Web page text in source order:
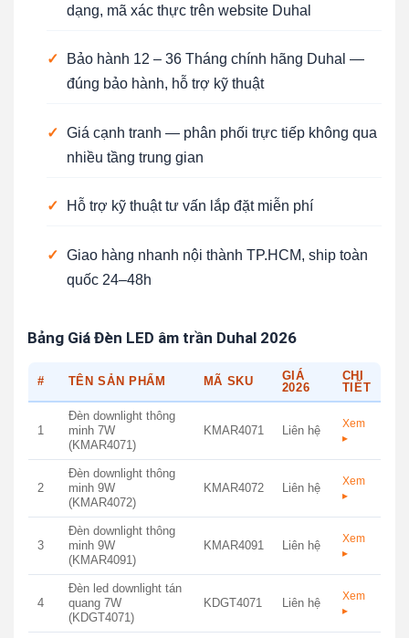
dạng, mã xác thực trên website Duhal
✓
Bảo hành 12 – 36 Tháng chính hãng Duhal —
đúng bảo hành, hỗ trợ kỹ thuật
✓ Giá cạnh tranh — phân phối trực tiếp không qua
nhiều tầng trung gian
✓ Hỗ trợ kỹ thuật tư vấn lắp đặt miễn phí
✓ Giao hàng nhanh nội thành TP.HCM, ship toàn
quốc 24–48h
Bảng Giá Đèn LED âm trần Duhal 2026
# TÊN SẢN PHẨM MÃ SKU
GIÁ
2026
CHI
TIẾT
1
Đèn downlight thông
minh 7W
(KMAR4071)
KMAR4071 Liên hệ
Xem
▸
2
Đèn downlight thông
minh 9W
(KMAR4072)
KMAR4072 Liên hệ
Xem
▸
3
Đèn downlight thông
minh 9W
(KMAR4091)
KMAR4091 Liên hệ
Xem
▸
4
Đèn led downlight tán
quang 7W
(KDGT4071)
KDGT4071 Liên hệ
Xem
▸